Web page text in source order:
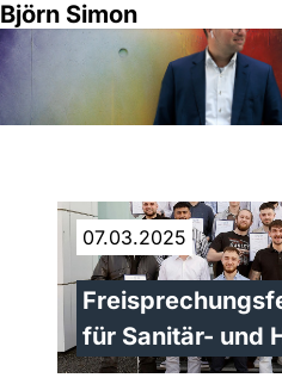
Björn Simon
07.03.2025
für Sanitär- und